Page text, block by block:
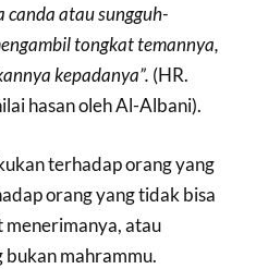
atau sungguh-
tongkat temannya,
kepadanya”. (HR.
hasan oleh Al-Albani).
terhadap orang yang
orang yang tidak bisa
atau
mahrammu.